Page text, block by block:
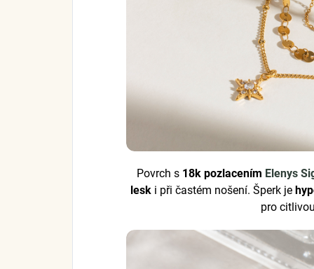
Povrch s 18k pozlacením Elenys
lesk i při častém nošení. Šperk je
pro